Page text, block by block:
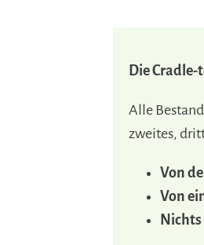
Die
Alle
zweites,
Von
Von